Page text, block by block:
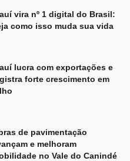
vira nº 1 digital do Brasil:
como isso muda sua vida
lucra com exportações e
forte crescimento em
de pavimentação
e melhoram
no Vale do Canindé